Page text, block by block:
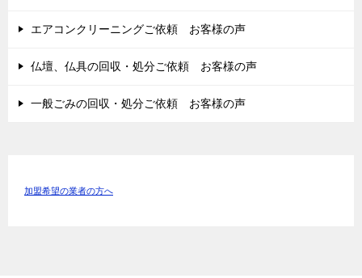
エアコンクリーニングご依頼 お客様の声
仏壇、仏具の回収・処分ご依頼 お客様の声
一般ごみの回収・処分ご依頼 お客様の声
加盟希望の業者の方へ